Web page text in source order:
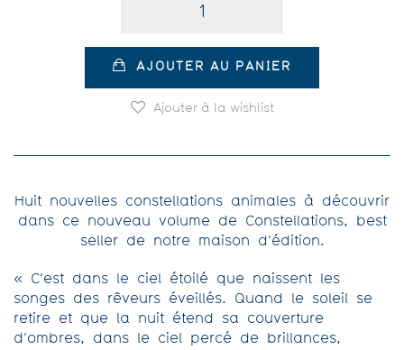
AJOUTER AU PANIER
Ajouter à la wishlist
Huit nouvelles constellations animales à découvrir
dans ce nouveau volume de Constellations, best
seller de notre maison d’édition.
« C’est dans le ciel étoilé que naissent les
songes des rêveurs éveillés. Quand le soleil se
retire et que la nuit étend sa couverture
d’ombres, dans le ciel percé de brillances,